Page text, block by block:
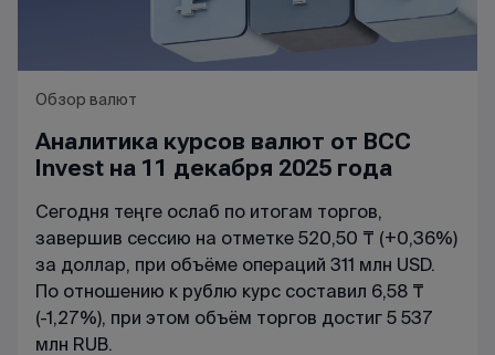
Обзор валют
Аналитика курсов валют от BCC
Invest на 11 декабря 2025 года
Сегодня теңге ослаб по итогам торгов,
завершив сессию на отметке 520,50 ₸ (+0,36%)
за доллар, при объёме операций 311 млн USD.
По отношению к рублю курс составил 6,58 ₸
(-1,27%), при этом объём торгов достиг 5 537
млн RUB.